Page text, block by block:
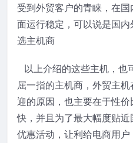
受到外贸客户的青睐，在
面运行稳定，可以说是国
选主机商
以上介绍的这些主机，也
屈一指的主机商，外贸主
迎的原因，也主要在于性
快，并且为了最大幅度贴
优惠活动，让利给电商用